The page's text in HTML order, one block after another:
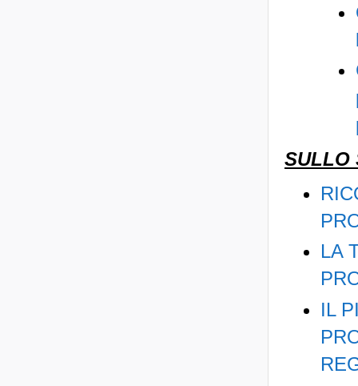
SULLO
LA
IL